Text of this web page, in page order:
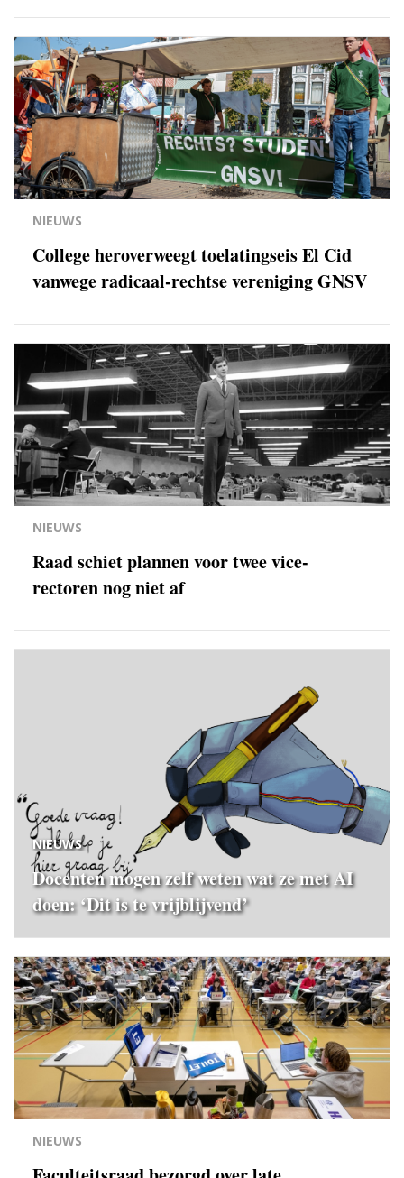
NIEUWS
College heroverweegt toelatingseis El Cid
vanwege radicaal-rechtse vereniging GNSV
NIEUWS
Raad schiet plannen voor twee vice-
rectoren nog niet af
NIEUWS
Docenten mogen zelf weten wat ze met AI
doen: ‘Dit is te vrijblijvend’
NIEUWS